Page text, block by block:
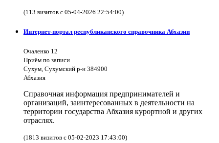
(113 визитов с 05-04-2026 22:54:00)
Интернет-портал республиканского справочника Абхазии
Очаленко 12
Приём по записи
Сухум, Сухумский р-н 384900
Абхазия
Справочная информация предпринимателей и
организаций, заинтересованных в деятельности на
территории государства Абхазия курортной и других
отраслях.
(1813 визитов с 05-02-2023 17:43:00)